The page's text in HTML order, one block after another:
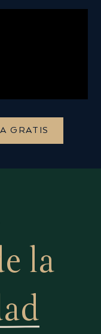
GRATIS
la